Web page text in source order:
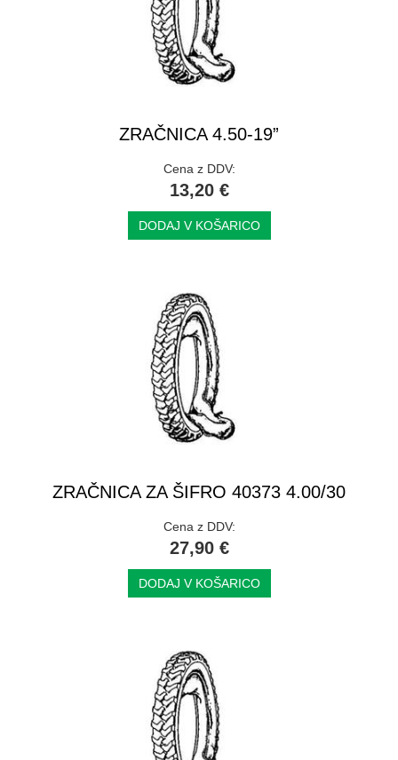
ZRAČNICA 4.50-19”
Cena z DDV:
13,20 €
DODAJ V KOŠARICO
ZRAČNICA ZA ŠIFRO 40373 4.00/30
Cena z DDV:
27,90 €
DODAJ V KOŠARICO